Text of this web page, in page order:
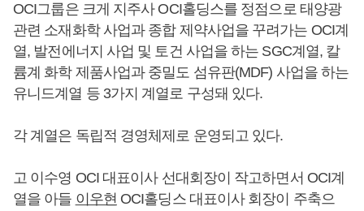
OCI그룹은 크게 지주사 OCI홀딩스를 정점으로 태양광
관련 소재화학 사업과 종합 제약사업을 꾸려가는 OCI계
열, 발전에너지 사업 및 토건 사업을 하는 SGC계열, 칼
륨계 화학 제품사업과 중밀도 섬유판(MDF) 사업을 하는
유니드계열 등 3가지 계열로 구성돼 있다.
각 계열은 독립적 경영체제로 운영되고 있다.
고 이수영 OCI 대표이사 선대회장이 작고하면서 OCI계
열을 아들 이우현 OCI홀딩스 대표이사 회장이 주축으